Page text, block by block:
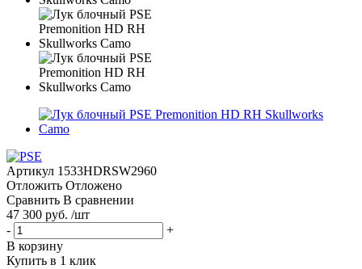
Артикул 1533HDRSW2960
Отложить Отложено
Сравнить В сравнении
47 300 руб. /шт
-
+
В корзину
Купить в 1 клик